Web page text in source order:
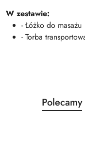
W zestawie:
- Łóżko do masażu
- Torba
Pomiń karuzelę
Produkty
o
Polecamy